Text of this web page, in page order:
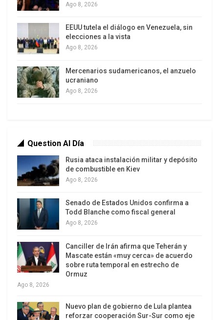
Ago 8, 2026
EEUU tutela el diálogo en Venezuela, sin
elecciones a la vista
Ago 8, 2026
Mercenarios sudamericanos, el anzuelo
ucraniano
Ago 8, 2026
Question Al Día
Rusia ataca instalación militar y depósito
de combustible en Kiev
Ago 8, 2026
Senado de Estados Unidos confirma a
Todd Blanche como fiscal general
Ago 8, 2026
Canciller de Irán afirma que Teherán y
Mascate están «muy cerca» de acuerdo
sobre ruta temporal en estrecho de
Ormuz
Ago 8, 2026
Nuevo plan de gobierno de Lula plantea
reforzar cooperación Sur-Sur como eje